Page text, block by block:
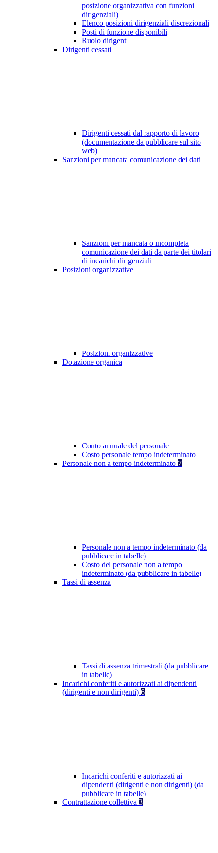
posizione organizzativa con funzioni
dirigenziali)
Elenco posizioni dirigenziali discrezionali
Posti di funzione disponibili
Ruolo dirigenti
Dirigenti cessati
Dirigenti cessati dal rapporto di lavoro
(documentazione da pubblicare sul sito
web)
Sanzioni per mancata comunicazione dei dati
Sanzioni per mancata o incompleta
comunicazione dei dati da parte dei titolari
di incarichi dirigenziali
Posizioni organizzative
Posizioni organizzative
Dotazione organica
Conto annuale del personale
Costo personale tempo indeterminato
Personale non a tempo indeterminato 7
Personale non a tempo indeterminato (da
pubblicare in tabelle)
Costo del personale non a tempo
indeterminato (da pubblicare in tabelle)
Tassi di assenza
Tassi di assenza trimestrali (da pubblicare
in tabelle)
Incarichi conferiti e autorizzati ai dipendenti
(dirigenti e non dirigenti) 6
Incarichi conferiti e autorizzati ai
dipendenti (dirigenti e non dirigenti) (da
pubblicare in tabelle)
Contrattazione collettiva 3